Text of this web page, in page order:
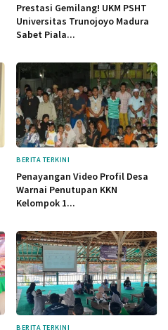
Prestasi Gemilang! UKM PSHT
Universitas Trunojoyo Madura
Sabet Piala...
BERITA TERKINI
Penayangan Video Profil Desa
Warnai Penutupan KKN
Kelompok 1...
BERITA TERKINI